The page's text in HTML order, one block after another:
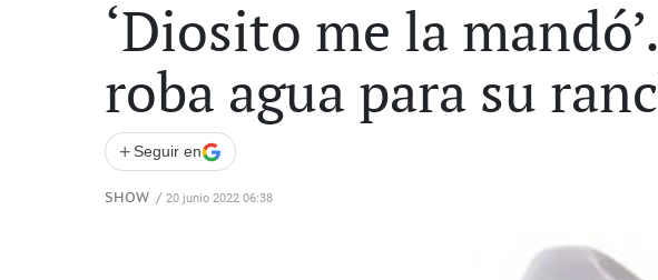
‘Diosito me la
roba agua para su
+ Seguir en
SHOW / 20 junio 2022 06:38